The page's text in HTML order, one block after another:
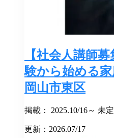
【社会人講師
験から始める
岡山市東区
掲載： 2025.10/16～ 未定
更新：2026.07/17